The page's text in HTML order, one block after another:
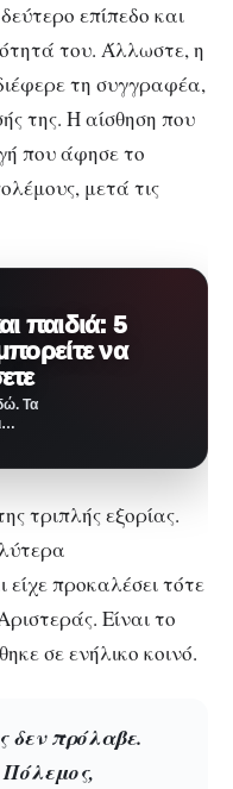
επίπεδο και
του. Άλλωστε, η
τη συγγραφέα,
της. Η αίσθηση που
που άφησε το
μετά τις
παιδιά: 5
να
Τα
τριπλής εξορίας.
είχε προκαλέσει τότε
Είναι το
σε ενήλικο κοινό.
δεν πρόλαβε.